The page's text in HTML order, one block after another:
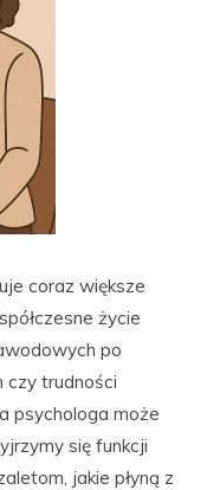
coraz większe
życie
po
czy trudności
psychologa może
się funkcji
jakie płyną z